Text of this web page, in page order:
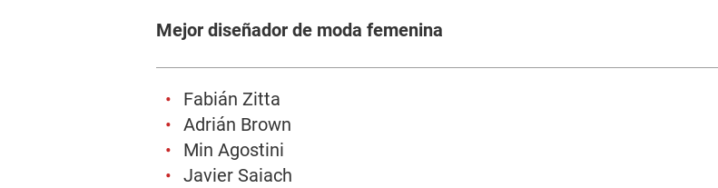
Mejor diseñador de moda femenina
Fabián Zitta
Adrián Brown
Min Agostini
Javier Saiach